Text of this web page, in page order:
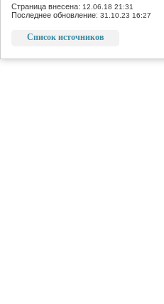
Страница внесена: 12.06.18 21:31
Последнее обновление: 31.10.23 16:27
Список источников